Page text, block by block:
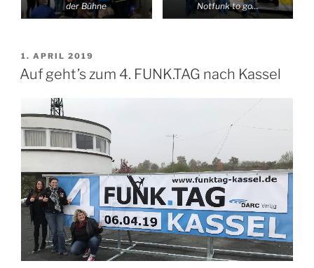
der Bühne
Notfunk to go…
VERÖFFENTLICHT
AM
1. APRIL 2019
Auf geht’s zum 4. FUNK.TAG nach Kassel